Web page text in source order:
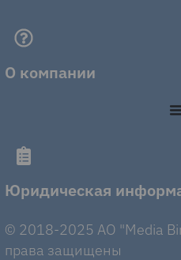
О компании
Юридическая
© 2018-2025 AO "Media
права защищены